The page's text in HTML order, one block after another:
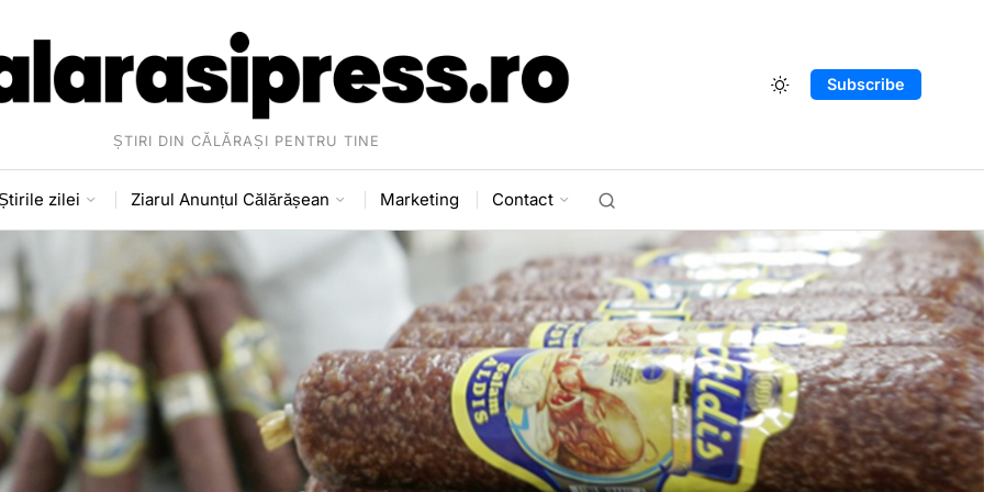
ȘTIRI DIN CĂLĂRAȘI PENTRU TINE
Subscribe
zilei Ziarul Anunțul Călărășean Marketing Contact